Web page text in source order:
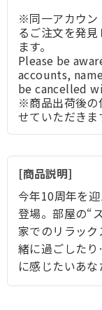
※同一アカウン
るご注文を発
ます。
Please be
accounts,
be cancelled
※商品出荷後の
せていただきま
商品説明
今年10周年を
登場。部屋の“
家でのリラッ
緒に過ごした
に感じたいあな